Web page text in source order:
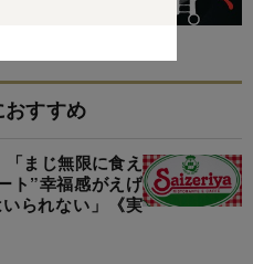
すすめ
「まじ無限に食え
ト”幸福感がえげ
られない」《実